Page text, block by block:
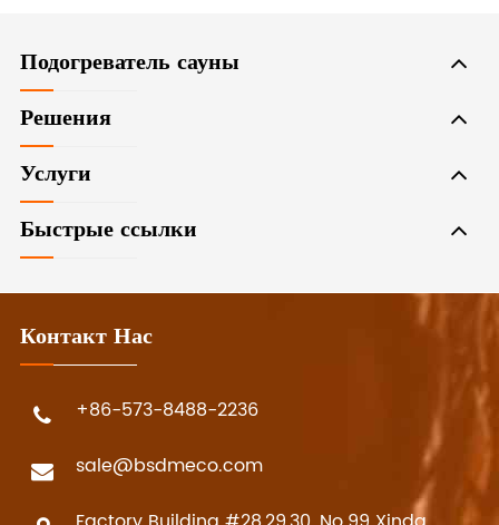
Подогреватель сауны
Решения
Услуги
Быстрые ссылки
Контакт Нас
+86-573-8488-2236
sale@bsdmeco.com